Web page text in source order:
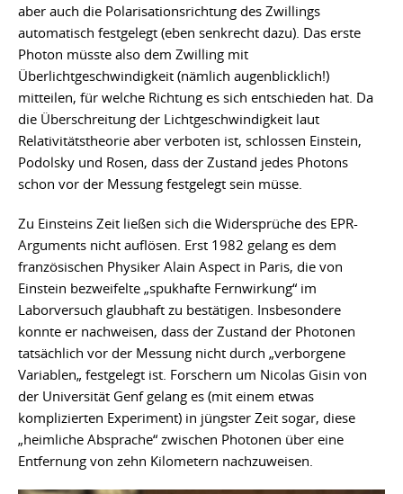
aber auch die Polarisationsrichtung des Zwillings
automatisch festgelegt (eben senkrecht dazu). Das erste
Photon müsste also dem Zwilling mit
Überlichtgeschwindigkeit (nämlich augenblicklich!)
mitteilen, für welche Richtung es sich entschieden hat. Da
die Überschreitung der Lichtgeschwindigkeit laut
Relativitätstheorie aber verboten ist, schlossen Einstein,
Podolsky und Rosen, dass der Zustand jedes Photons
schon vor der Messung festgelegt sein müsse.
Zu Einsteins Zeit ließen sich die Widersprüche des EPR-
Arguments nicht auflösen. Erst 1982 gelang es dem
französischen Physiker Alain Aspect in Paris, die von
Einstein bezweifelte „spukhafte Fernwirkung“ im
Laborversuch glaubhaft zu bestätigen. Insbesondere
konnte er nachweisen, dass der Zustand der Photonen
tatsächlich vor der Messung nicht durch „verborgene
Variablen„ festgelegt ist. Forschern um Nicolas Gisin von
der Universität Genf gelang es (mit einem etwas
komplizierten Experiment) in jüngster Zeit sogar, diese
„heimliche Absprache“ zwischen Photonen über eine
Entfernung von zehn Kilometern nachzuweisen.